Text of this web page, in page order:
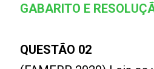
GABARITO E
QUESTÃO 02